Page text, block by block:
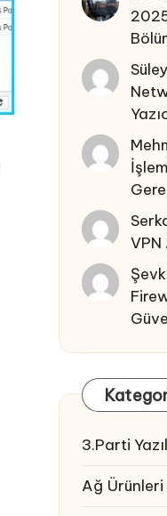
VPN
3.Parti
Ağ Ürünleri